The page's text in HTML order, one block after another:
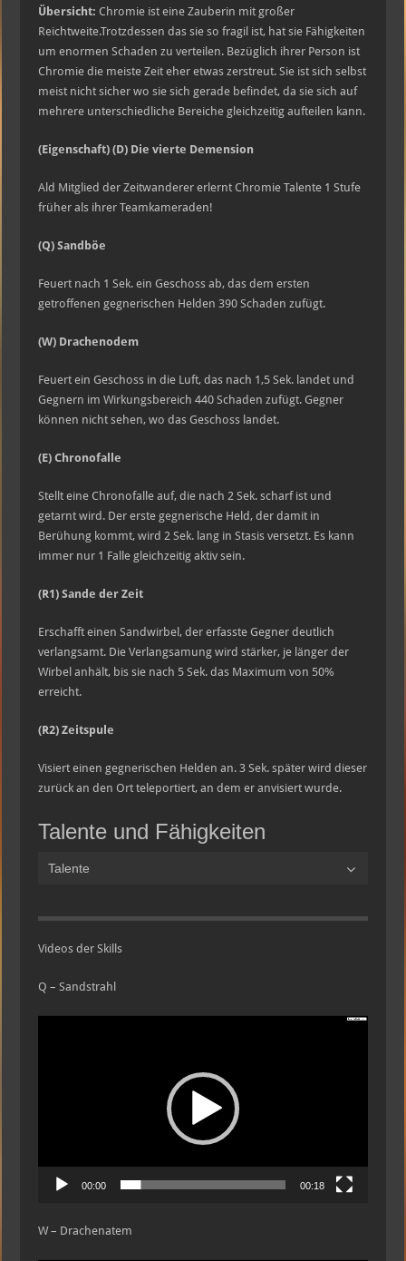
Übersicht: Chromie ist eine Zauberin mit großer
Reichtweite.Trotzdessen das sie so fragil ist, hat sie Fähigkeiten
um enormen Schaden zu verteilen. Bezüglich ihrer Person ist
Chromie die meiste Zeit eher etwas zerstreut. Sie ist sich selbst
meist nicht sicher wo sie sich gerade befindet, da sie sich auf
mehrere unterschiedliche Bereiche gleichzeitig aufteilen kann.
(Eigenschaft) (D) Die vierte Demension
Ald Mitglied der Zeitwanderer erlernt Chromie Talente 1 Stufe
früher als ihrer Teamkameraden!
(Q) Sandböe
Feuert nach 1 Sek. ein Geschoss ab, das dem ersten
getroffenen gegnerischen Helden 390 Schaden zufügt.
(W) Drachenodem
Feuert ein Geschoss in die Luft, das nach 1,5 Sek. landet und
Gegnern im Wirkungsbereich 440 Schaden zufügt. Gegner
können nicht sehen, wo das Geschoss landet.
(E) Chronofalle
Stellt eine Chronofalle auf, die nach 2 Sek. scharf ist und
getarnt wird. Der erste gegnerische Held, der damit in
Berühung kommt, wird 2 Sek. lang in Stasis versetzt. Es kann
immer nur 1 Falle gleichzeitig aktiv sein.
(R1) Sande der Zeit
Erschafft einen Sandwirbel, der erfasste Gegner deutlich
verlangsamt. Die Verlangsamung wird stärker, je länger der
Wirbel anhält, bis sie nach 5 Sek. das Maximum von 50%
erreicht.
(R2) Zeitspule
Visiert einen gegnerischen Helden an. 3 Sek. später wird dieser
zurück an den Ort teleportiert, an dem er anvisiert wurde.
Talente und Fähigkeiten
Talente
Videos der Skills
Q – Sandstrahl
00:00 00:18
W – Drachenatem